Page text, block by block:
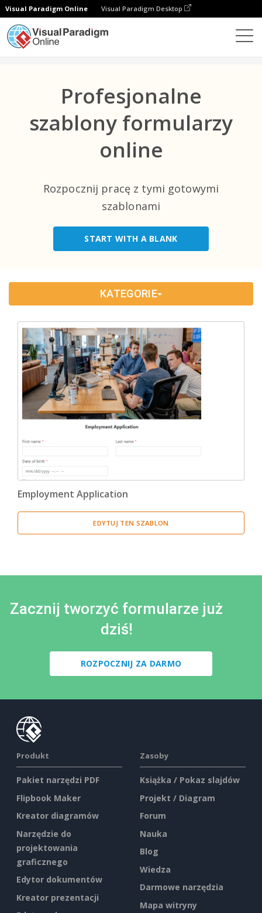
Visual Paradigm Online Visual Paradigm Desktop
Profesjonalne
szablony formularzy
online
Rozpocznij pracę z tymi gotowymi
szablonami
START WITH A BLANK
×
Najlepsze kategorie
Wydarzenie (9)
E-Commerce (1)
Opieka Zdrowotna
Non-Profit (2)
(33)
Formularze Zamówień (1)
Marketing (1)
Ankieta (14)
KATEGORIE
Employment Application
EDYTUJ TEN SZABLON
Zacznij tworzyć formularze już
dziś!
ROZPOCZNIJ ZA DARMO
Produkt
Pakiet narzędzi PDF
Flipbook Maker
Kreator diagramów
Narzędzie do
projektowania
graficznego
Edytor dokumentów
Kreator prezentacji
Zasoby
Książka / Pokaz slajdów
Projekt / Diagram
Forum
Nauka
Blog
Wiedza
Darmowe narzędzia
Mapa witryny